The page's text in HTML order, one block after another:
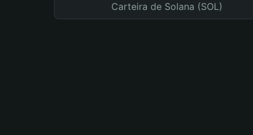
Carteira de Solana (SOL)